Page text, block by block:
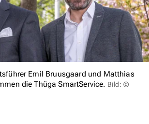
Emil Bruusgaard und Matthias
die Thüga SmartService. Bild: ©